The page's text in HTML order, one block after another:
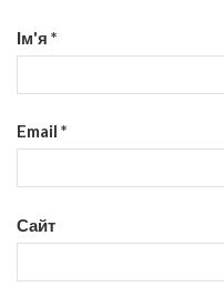
Ім'я *
Email *
Сайт